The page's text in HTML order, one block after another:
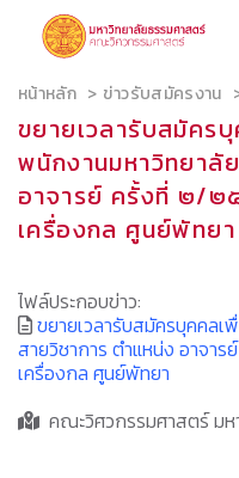
หน้าหลัก ข่าวรับสมัครงาน
ขยายเวลารับสมัคร
พนักงานมหาวิทยาลั
อาจารย์ ครั้งที่ ๒/๒
เครื่องกล ศูนย์พัทยา
ไฟล์ประกอบข่าว:
ขยายเวลารับสมัครบุคคลเ
สายวิชาการ ตำแหน่ง อาจ
เครื่องกล ศูนย์พัทยา
คณะวิศวกรรมศาสตร์ ม